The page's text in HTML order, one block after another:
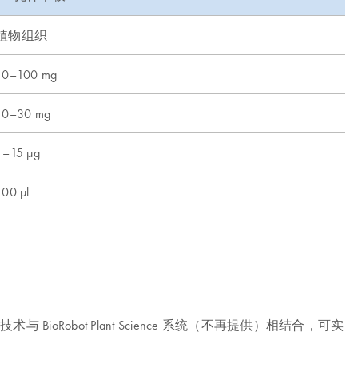
物组织
mg
mg
µg
µl
与 BioRobot Plant Science 系统（不再提供）相结合，可实